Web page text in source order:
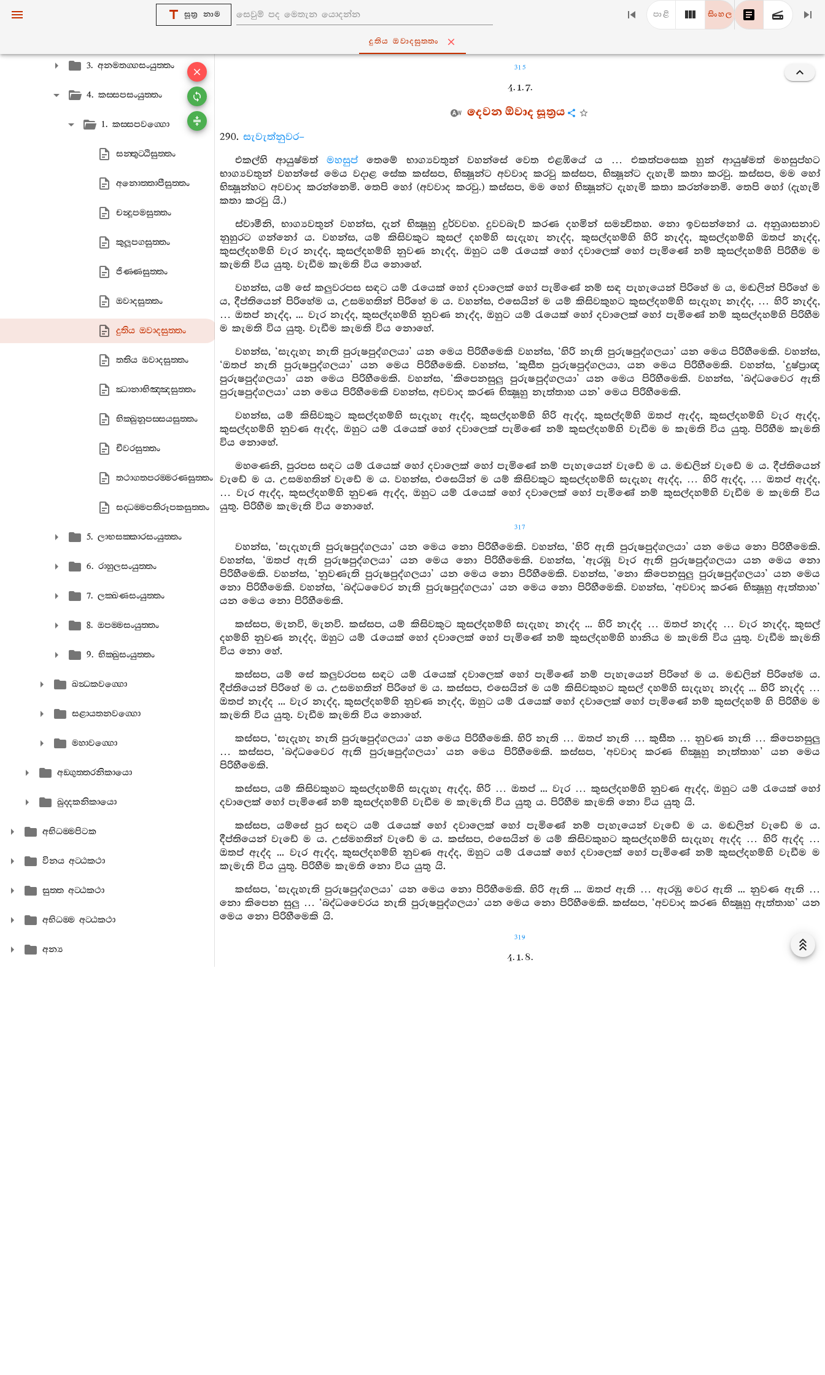
සූත්‍ර නාම පාළි සිංහල
දුතිය ඔවාදසුත‍්තං
1. අභිසමයසංයුත‍්තං
3. අනමතග‍්ගසංයුත‍්තං
4. කස‍්සපසංයුත‍්තං
1. කස‍්සපවග‍්ගො
සන‍්තුට‍්ඨිසුත‍්තං
අනොත‍්තාපීසුත‍්තං
චන්‍දූපමසුත‍්තං
කුලූපගසුත‍්තං
ජිණ‍්ණසුත‍්තං
ඔවාදසුත‍්තං
දුතිය ඔවාදසුත‍්තං
තතිය ඔවාදසුත‍්තං
ඣානාභිඤ‍්ඤසුත‍්තං
භික‍්ඛුනූපස‍්සයසුත‍්තං
චීවරසුත‍්තං
තථාගතපරම‍්මරණසුත‍්තං
සද‍්ධම‍්මපතිරූපකසුත‍්තං
5. ලාභසක‍්කාරසංයුත‍්තං
6. රාහුලසංයුත‍්තං
7. ලක‍්ඛණසංයුත‍්තං
8. ඔපම‍්මසංයුත‍්තං
9. භික‍්ඛුසංයුත‍්තං
ඛන්‍ධකවග‍්ගො
සළායතනවග‍්ගො
මහාවග‍්ගො
අඞ‍්ගුත‍්තරනිකායො
ඛුද‍්දකනිකායො
අභිධම‍්මපිටක
විනය අට‍්ඨකථා
සුත‍්ත අට‍්ඨකථා
අභිධම‍්ම අට‍්ඨකථා
අන්‍ය
315
4. 1. 7.
දෙවන ඕවාද සූත්‍රය
290. සැවැත්නුවර–
එකල්හි ආයුෂ්මත්මහසුප්තෙමේ භාග්‍යවතුන් වහන්සේ වෙත එළඹියේ ය … එකත්පසෙක හුන් ආයුෂ්මත් මහසුප්හට
භාග්‍යවතුන් වහන්සේ මෙය වදාළ සේක කස්සප, භික්‍ෂූන්ට අවවාද කරවු කස්සප, භික්‍ෂූන්ට දැහැමි කතා කරවු. කස්සප, මම හෝ
භික්‍ෂූන්හට අවවාද කරන්නෙමි. තෙපි හෝ (අවවාද කරවු.) කස්සප, මම හෝ භික්‍ෂූන්ට දැහැමි කතා කරන්නෙමි. තෙපි හෝ (දැහැමි
කතා කරවු යි.)
ස්වාමීනි, භාග්‍යවතුන් වහන්ස, දැන් භික්‍ෂූහු දුර්වවහ. දුවවබැව් කරණ දහමින් සමන්‍විතහ. නො ඉවසන්නෝ ය. අනුශාසනාව
නුහුරට ගන්නෝ ය. වහන්ස, යම් කිසිවකුට කුසල් දහම්හි සැදැහැ නැද්ද, කුසල්දහම්හි හිරි නැද්ද, කුසල්දහම්හි ඔතප් නැද්ද,
කුසල්දහම්හි වැර නැද්ද, කුසල්දහම්හි නුවණ නැද්ද, ඔහුට යම් රැයෙක් හෝ දවාලෙක් හෝ පැමිණේ නම් කුසල්දහම්හි පිරිහීම ම
කැමති විය යුතු. වැඩීම කැමති විය නොහේ.
වහන්ස, යම් සේ කලුවරපස සඳට යම් රැයෙක් හෝ දවාලෙක් හෝ පැමිණේ නම් සඳ පැහැයෙන් පිරිහේ ම ය, මඬලින් පිරිහේ ම
ය, දීප්තියෙන් පිරිහේම ය, උසමහතින් පිරිහේ ම ය. වහන්ස, එසෙයින් ම යම් කිසිවකුහට කුසල්දහම්හි සැදැහැ නැද්ද, … හිරි නැද්ද,
… ඔතප් නැද්ද, ... වැර නැද්ද, කුසල්දහම්හි නුවණ නැද්ද, ඔහුට යම් රැයෙක් හෝ දවාලෙක් හෝ පැමිණේ නම් කුසල්දහම්හි පිරිහීම
ම කැමති විය යුතු. වැඩීම කැමති විය නොහේ.
වහන්ස, ‘සැදැහැ නැති පුරුෂපුද්ගලයා’ යන මෙය පිරිහීමෙකි වහන්ස, ‘හිරි නැති පුරුෂපුද්ගලයා’ යන මෙය පිරිහීමෙකි. වහන්ස,
‘ඔතප් නැති පුරුෂපුද්ගලයා’ යන මෙය පිරිහීමෙකි. වහන්ස, ‘කුසීත පුරුෂපුද්ගලයා, යන මෙය පිරිහීමෙකි. වහන්ස, ‘දුෂ්ප්‍රාඥ
පුරුෂපුද්ගලයා’ යන මෙය පිරිහීමෙකි. වහන්ස, ‘කිපෙනසුලු පුරුෂපුද්ගලයා’ යන මෙය පිරිහීමෙකි. වහන්ස, ‘බද්ධවෛර ඇති
පුරුෂපුද්ගලයා’ යන මෙය පිරිහීමෙකි වහන්ස, අවවාද කරණ භික්‍ෂූහු නැත්තාහ යන’ මෙය පිරිහීමෙකි.
වහන්ස, යම් කිසිවකුට කුසල්දහම්හි සැදැහැ ඇද්ද, කුසල්දහම්හි හිරි ඇද්ද, කුසල්දම්හි ඔතප් ඇද්ද, කුසල්දහම්හි වැර ඇද්ද,
කුසල්දහම්හි නුවණ ඇද්ද, ඔහුට යම් රැයෙක් හෝ දවාලෙක් පැමිණේ නම් කුසල්දහම්හි වැඩීම ම කැමති විය යුතු. පිරිහීම කැමති
විය නොහේ.
මහණෙනි, පුරපස සඳට යම් රැයෙක් හෝ දවාලෙක් හෝ පැමිණේ නම් පැහැයෙන් වැඩේ ම ය. මඬලින් වැඩේ ම ය. දීප්තියෙන්
වැඩේ ම ය. උසමහතින් වැඩේ ම ය. වහන්ස, එසෙයින් ම යම් කිසිවකුට කුසල්දහම්හි සැදැහැ ඇද්ද, … හිරි ඇද්ද, … ඔතප් ඇද්ද,
… වැර ඇද්ද, කුසල්දහම්හි නුවණ ඇද්ද, ඔහුට යම් රැයෙක් හෝ දවාලෙක් හෝ පැමිණේ නම් කුසල්දහම්හි වැඩීම ම කැමති විය
යුතු. පිරිහීම කැමැති විය නොහේ.
317
වහන්ස, ‘සැදැහැති පුරුෂපුද්ගලයා’ යන මෙය නො පිරිහීමෙකි. වහන්ස, ‘හිරි ඇති පුරුෂපුද්ගලයා’ යන මෙය නො පිරිහීමෙකි.
වහන්ස, ‘ඔතප් ඇති පුරුෂපුද්ගලයා’ යන මෙය නො පිරිහීමෙකි. වහන්ස, ‘ඇරඹූ වෑර ඇති පුරුෂපුද්ගලයා යන මෙය නො
පිරිහීමෙකි. වහන්ස, ‘නුවණැති පුරුෂපුද්ගලයා’ යන මෙය නො පිරිහීමෙකි. වහන්ස, ‘නො කිපෙනසුලු පුරුෂපුද්ගලයා’ යන මෙය
නො පිරිහීමෙකි. වහන්ස, ‘බද්ධවෛර නැති පුරුෂපුද්ගලයා’ යන මෙය නො පිරිහීමෙකි. වහන්ස, ‘අවවාද කරණ භික්‍ෂූහු ඇත්තාහ’
යන මෙය නො පිරිහීමෙකි.
කස්සප, මැනවි, මැනවි. කස්සප, යම් කිසිවකුට කුසල්දහම්හි සැදැහැ නැද්ද ... හිරි නැද්ද … ඔතප් නැද්ද … වැර නැද්ද, කුසල්
දහම්හි නුවණ නැද්ද, ඔහුට යම් රැයෙක් හෝ දවාලෙක් හෝ පැමිණේ නම් කුසල්දහම්හි හානිය ම කැමති විය යුතු. වැඩීම කැමති
විය නො හේ.
කස්සප, යම් සේ කලුවරපස සඳට යම් රැයෙක් දවාලෙක් හෝ පැමිණේ නම් පැහැයෙන් පිරිහේ ම ය. මඬලින් පිරිහේම ය.
දීප්තියෙන් පිරිහේ ම ය. උසමහතින් පිරිහේ ම ය. කස්සප, එසෙයින් ම යම් කිසිවකුහට කුසල් දහම්හි සැදැහැ නැද්ද ... හිරි නැද්ද …
ඔතප් නැද්ද ... වැර නැද්ද, කුසල්දහම්හි නුවණ නැද්ද, ඔහුට යම් රැයෙක් හෝ දවාලෙක් හෝ පැමිණේ නම් කුසල්දහම් හි පිරිහීම ම
කැමති විය යුතු. වැඩීම කැමති විය නොහේ.
කස්සප, ‘සැදැහැ නැති පුරුෂපුද්ගලයා’ යන මෙය පිරිහීමෙකි. හිරි නැති … ඔතප් නැති … කුසීත … නුවණ නැති … කිපෙනසුලු
… කස්සප, ‘බද්ධවෛර ඇති පුරුෂපුද්ගලයා’ යන මෙය පිරිහීමෙකි. කස්සප, ‘අවවාද කරණ භික්‍ෂූහු නැත්තාහ’ යන මෙය
පිරිහීමෙකි.
කස්සප, යම් කිසිවකුහට කුසල්දහම්හි සැදැහැ ඇද්ද, හිරි … ඔතප් ... වැර … කුසල්දහම්හි නුවණ ඇද්ද, ඔහුට යම් රැයෙක් හෝ
දවාලෙක් හෝ පැමිණේ නම් කුසල්දහම්හි වැඩීම ම කැමැති විය යුතු ය. පිරිහීම කැමති නො විය යුතු යි.
කස්සප, යම්සේ පුර සඳට යම් රැයෙක් හෝ දවාලෙක් හෝ පැමිණේ නම් පැහැයෙන් වැඩේ ම ය. මඬලින් වැඩේ ම ය.
දීප්තියෙන් වැඩේ ම ය. උස්මහතින් වැඩේ ම ය. කස්සප, එසෙයින් ම යම් කිසිවකුහට කුසල්දහම්හි සැදැහැ ඇද්ද … හිරි ඇද්ද …
ඔතප් ඇද්ද ... වැර ඇද්ද, කුසල්දහම්හි නුවණ ඇද්ද, ඔහුට යම් රැයෙක් හෝ දවාලෙක් හෝ පැමිණේ නම් කුසල්දහම්හි වැඩීම ම
කැමැති විය යුතු. පිරිහීම කැමති නො විය යුතු යි.
කස්සප, ‘සැදැහැති පුරුෂපුද්ගලයා’ යන මෙය නො පිරිහීමෙකි. හිරි ඇති ... ඔතප් ඇති … ඇරඹු වෙර ඇති ... නුවණ ඇති …
නො කිපෙන සුලු … ‘බද්ධවෛරය නැති පුරුෂපුද්ගලයා’ යන මෙය නො පිරිහීමෙකි. කස්සප, ‘අවවාද කරණ භික්‍ෂූහු ඇත්තාහ’ යන
මෙය නො පිරිහීමෙකි යි.
319
4. 1. 8.